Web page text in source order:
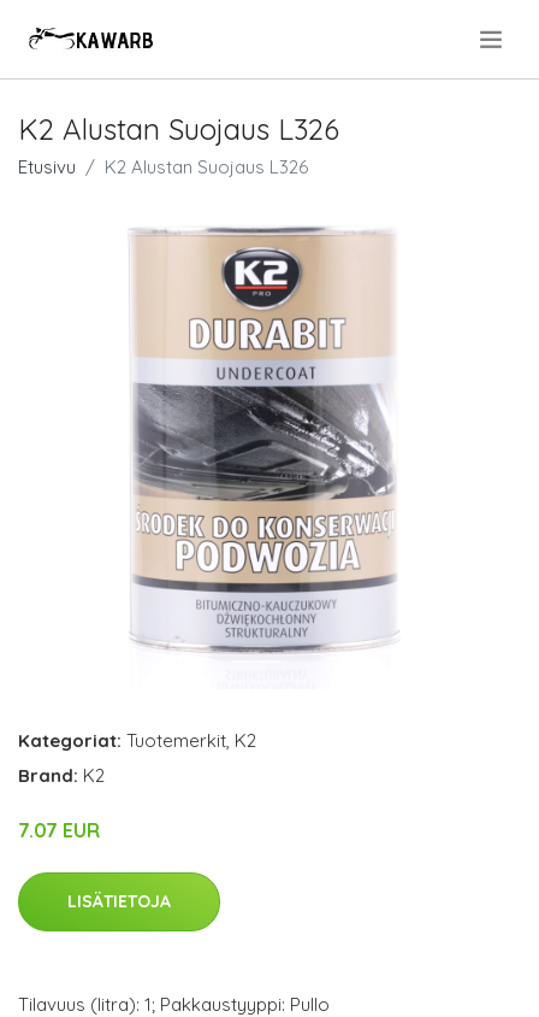
K2 Alustan Suojaus L326
Etusivu K2 Alustan Suojaus L326
Kategoriat: Tuotemerkit, K2
Brand: K2
7.07 EUR
LISÄTIETOJA
Tilavuus (litra): 1; Pakkaustyyppi: Pullo